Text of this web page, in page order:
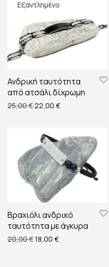
Ανδρική ταυτότητα
από ατσάλι δίχρωμη
25,00€ Original price was:
22,00 €Η τρέχουσα
Βραχιόλι ανδρικό
ταυτότητα με άγκυρα
20,00€Original price was:
18,00 €Η τρέχουσα